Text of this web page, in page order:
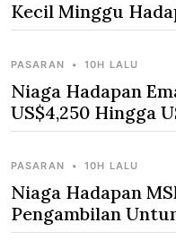
Kecil Minggu
PASARAN • 10H LALU
Niaga Hadapan
US$4,250 Hingga
PASARAN • 10H LALU
Niaga Hadapan
Pengambilan